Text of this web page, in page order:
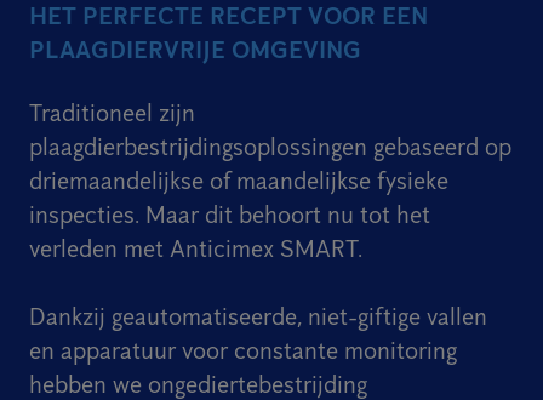
HET PERFECTE RECEPT VOOR EEN
PLAAGDIERVRIJE OMGEVING
Traditioneel zijn
plaagdierbestrijdingsoplossingen gebaseerd op
driemaandelijkse of maandelijkse fysieke
inspecties. Maar dit behoort nu tot het
verleden met Anticimex SMART.
Dankzij geautomatiseerde, niet-giftige vallen
en apparatuur voor constante monitoring
hebben we ongediertebestrijding